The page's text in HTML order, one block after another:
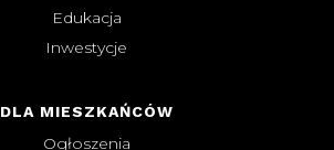
Edukacja
Inwestycje
DLA MIESZKAŃCÓW
Ogłoszenia